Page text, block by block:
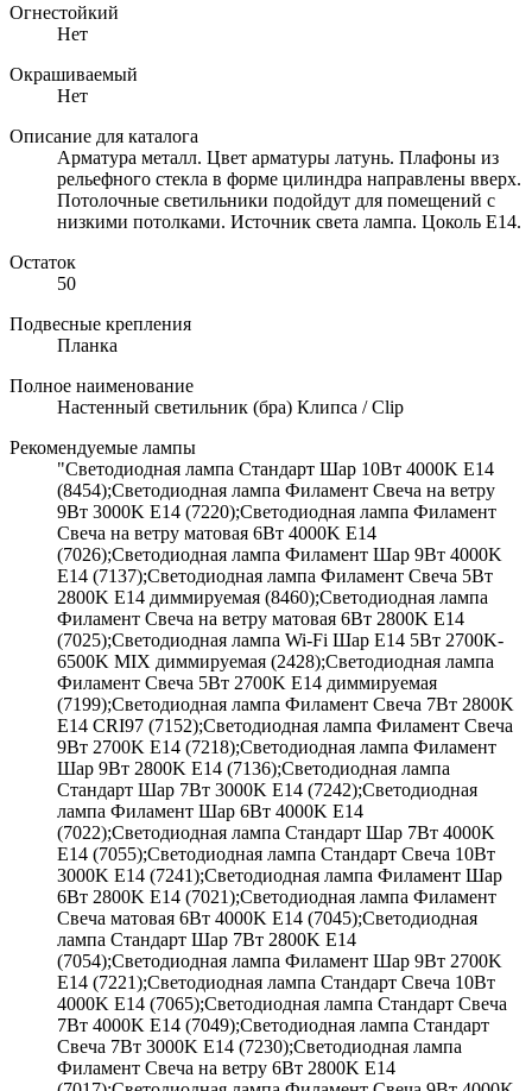
Огнестойкий
Нет
Окрашиваемый
Нет
Описание для каталога
Арматура металл. Цвет арматуры латунь. Плафоны из
рельефного стекла в форме цилиндра направлены вверх.
Потолочные светильники подойдут для помещений с
низкими потолками. Источник света лампа. Цоколь E14.
Остаток
50
Подвесные крепления
Планка
Полное наименование
Настенный светильник (бра) Клипса / Clip
Рекомендуемые лампы
"Светодиодная лампа Стандарт Шар 10Вт 4000K E14
(8454);Светодиодная лампа Филамент Свеча на ветру
9Вт 3000K E14 (7220);Светодиодная лампа Филамент
Свеча на ветру матовая 6Вт 4000K E14
(7026);Светодиодная лампа Филамент Шар 9Вт 4000K
E14 (7137);Светодиодная лампа Филамент Свеча 5Вт
2800K E14 диммируемая (8460);Светодиодная лампа
Филамент Свеча на ветру матовая 6Вт 2800K E14
(7025);Светодиодная лампа Wi-Fi Шар E14 5Вт 2700K-
6500K MIX диммируемая (2428);Светодиодная лампа
Филамент Свеча 5Вт 2700K E14 диммируемая
(7199);Светодиодная лампа Филамент Свеча 7Вт 2800K
E14 CRI97 (7152);Светодиодная лампа Филамент Свеча
9Вт 2700K E14 (7218);Светодиодная лампа Филамент
Шар 9Вт 2800K E14 (7136);Светодиодная лампа
Стандарт Шар 7Вт 3000K E14 (7242);Светодиодная
лампа Филамент Шар 6Вт 4000K E14
(7022);Светодиодная лампа Стандарт Шар 7Вт 4000K
E14 (7055);Светодиодная лампа Стандарт Свеча 10Вт
3000K E14 (7241);Светодиодная лампа Филамент Шар
6Вт 2800K E14 (7021);Светодиодная лампа Филамент
Свеча матовая 6Вт 4000K E14 (7045);Светодиодная
лампа Стандарт Шар 7Вт 2800K E14
(7054);Светодиодная лампа Филамент Шар 9Вт 2700K
E14 (7221);Светодиодная лампа Стандарт Свеча 10Вт
4000K E14 (7065);Светодиодная лампа Стандарт Свеча
7Вт 4000K E14 (7049);Светодиодная лампа Стандарт
Свеча 7Вт 3000K E14 (7230);Светодиодная лампа
Филамент Свеча на ветру 6Вт 2800K E14